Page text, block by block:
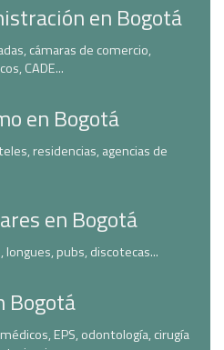
en Bogotá
cámaras de comercio,
CADE...
en Bogotá
residencias, agencias de
en Bogotá
pubs, discotecas...
Bogotá
EPS, odontología, cirugía